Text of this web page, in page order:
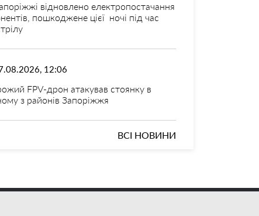
відновлено електропостачання
пошкоджене цієї ночі під час
12:06
FPV-дрон атакував стоянку в
з районів Запоріжжя
ВСІ НОВИНИ